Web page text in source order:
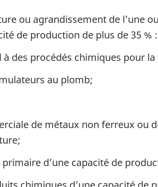
ou agrandissement de l’une
de production de plus de 35 % :
des procédés chimiques pour
au plomb;
de métaux non ferreux ou
d’une capacité de